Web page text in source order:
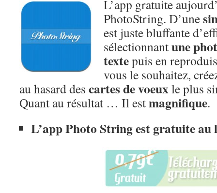
L’app gratuite
PhotoString. D’une
est juste bluffante
sélectionnantune
textepuis en
vous le souhaitez,
au hasard des cartes de voeuxle plus
Quant au résultat … Il estmagnifique.
L’app Photo String est gratuite au